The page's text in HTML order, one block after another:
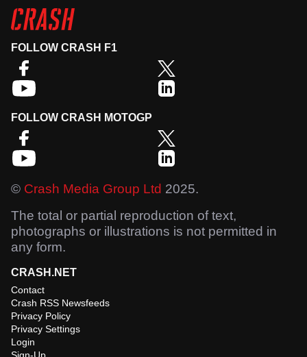
FOLLOW CRASH F1
FOLLOW CRASH MOTOGP
© Crash Media Group Ltd 2025.
The total or partial reproduction of text,
photographs or illustrations is not permitted in
any form.
CRASH.NET
Contact
Crash RSS Newsfeeds
Privacy Policy
Privacy Settings
Login